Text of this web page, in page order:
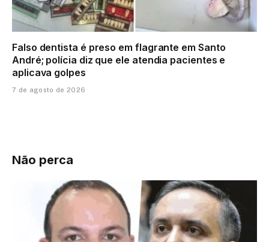
Falso dentista é preso em flagrante em Santo
André; polícia diz que ele atendia pacientes e
aplicava golpes
7 de agosto de 2026
Não perca